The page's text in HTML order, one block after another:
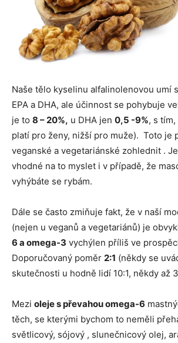
Naše tělo kyselinu alfalinolenovou umí
EPA a DHA, ale účinnost se pohybuje
je to 8 – 20%, u DHA jen 0,5 -9%, s
platí pro ženy, nižší pro muže). Toto je
veganské a vegetariánské zohlednit .
vhodné na to myslet i v případě, že
vyhýbáte se rybám.
Dále se často zmiňuje fakt, že v naší
(nejen u veganů a vegetariánů) je
6 a omega-3 vychýlen příliš ve
Doporučovaný poměr 2:1 (někdy se
skutečnosti u hodně lidí 10:1, někdy až
Mezi oleje s převahou omega-6
těch, se kterými bychom to neměli
světlicový, sójový , slunečnicový olej,